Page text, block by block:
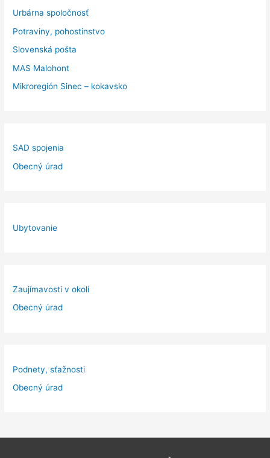
Urbárna spoločnosť
Potraviny, pohostinstvo
Slovenská pošta
MAS Malohont
Mikroregión Sinec – kokavsko
SAD spojenia
Obecný úrad
Ubytovanie
Zaujímavosti v okolí
Obecný úrad
Podnety, sťažnosti
Obecný úrad